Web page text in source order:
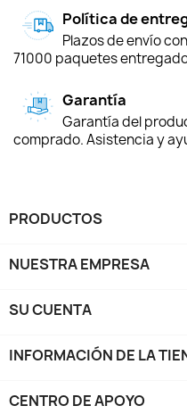
Política de
Plazos de envío
71000 paquetes
Garantía
Garantía del
comprado. Asistencia y
PRODUCTOS
NUESTRA EMPRESA
SU CUENTA
INFORMACIÓN DE LA
CENTRO DE APOYO